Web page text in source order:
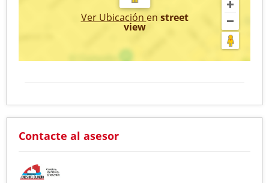
Ver Ubicación en street
view
Contacte al asesor